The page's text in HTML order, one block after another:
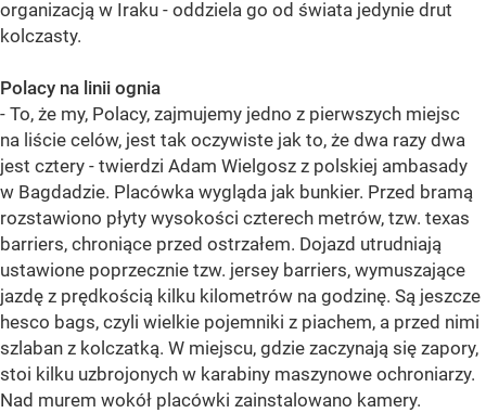
organizacją w Iraku - oddziela go od świata jedynie drut
kolczasty.
Polacy na linii ognia
- To, że my, Polacy, zajmujemy jedno z pierwszych miejsc
na liście celów, jest tak oczywiste jak to, że dwa razy dwa
jest cztery - twierdzi Adam Wielgosz z polskiej ambasady
w Bagdadzie. Placówka wygląda jak bunkier. Przed bramą
rozstawiono płyty wysokości czterech metrów, tzw. texas
barriers, chroniące przed ostrzałem. Dojazd utrudniają
ustawione poprzecznie tzw. jersey barriers, wymuszające
jazdę z prędkością kilku kilometrów na godzinę. Są jeszcze
hesco bags, czyli wielkie pojemniki z piachem, a przed nimi
szlaban z kolczatką. W miejscu, gdzie zaczynają się zapory,
stoi kilku uzbrojonych w karabiny maszynowe ochroniarzy.
Nad murem wokół placówki zainstalowano kamery.